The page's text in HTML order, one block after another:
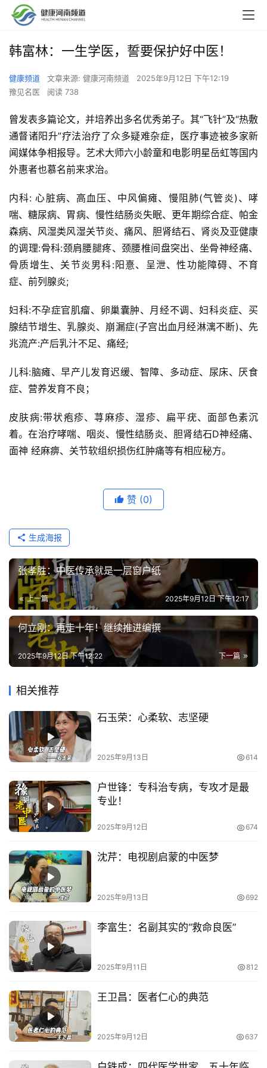
首
页
织
机
资
讯
普
中
心
中
医
名
馆
豫
名
豫
健
姓
健
康
活
联
系
我
们
00:00 / 01:49
韩富林：一生学医，誓要保护好中医！
健康频道 文章来源: 健康河南频道
2025年9月12日 下午12:19
豫见名医
阅读 738
曾发表多篇论文，并培养出多名优秀弟子。其“飞针”及“热敷
通督诸阳升”疗法治疗了众多疑难杂症，医疗事迹被多家新
闻媒体争相报导。艺术大师六小龄童和电影明星岳虹等国内
外惠者也慕名前来求治。
内科: 心脏病、高血压、中风偏瘫、慢阻肺(气管炎)、哮
喘、糖尿病、胃病、慢性结肠炎失眠、更年期综合症、帕金
森病、风湿类风湿关节炎、痛风、胆肾结石、肾炎及亚健康
的调理:骨科:颈肩腰腿疼、颈腰椎间盘突出、坐骨神经痛、
骨质增生、关节炎男科:阳憙、呈泄、性功能障碍、不育
症、前列腺炎;
妇科:不孕症官肌瘤、卵巢囊肿、月经不调、妇科炎症、买
腺结节增生、乳腺炎、崩漏症(子宫出血月经淋漓不断)、先
兆流产:产后乳汁不足、痛经;
儿科:脑瘫、早产儿发育迟缓、智障、多动症、尿床、厌食
症、营养发育不良；
皮肤病:带状疱疹、荨麻疹、湿疹、扁平疣、面部色素沉
着。在治疗哮喘、咽炎、慢性结肠炎、胆肾结石D神经痛、
面神 经麻痹、关节软组织损伤红肿痛等有相应秘方。
赞 (0)
生成海报
张孝胜：中医传承就是一层窗户纸
上一篇 2025年9月12日 下午12:17
何立刚：再走十年！继续推进编撰
下一篇
2025年9月12日 下午12:22
相关推荐
石玉荣：心柔软、志坚硬
2025年9月13日 614
户世锋：专科治专病，专攻才是最
专业！
2025年9月12日 674
沈芹：电视剧启蒙的中医梦
2025年9月13日 692
李富生：名副其实的“救命良医”
2025年9月11日 812
王卫昌：医者仁心的典范
2025年9月12日 637